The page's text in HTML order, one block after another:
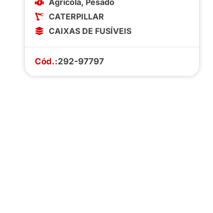
Agrícola, Pesado
CATERPILLAR
CAIXAS DE FUSÍVEIS
Cód.:292-97797